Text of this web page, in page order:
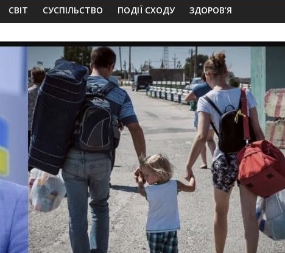
СВІТ СУСПІЛЬСТВО ПОДІЇ СХОДУ ЗДОРОВ’Я